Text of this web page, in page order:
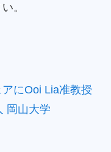
。
にOoi Lia准教授
岡山大学